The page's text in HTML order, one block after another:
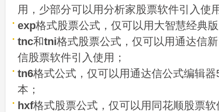
用，少部分可以用分析家股票软件引入使
exp格式股票公式，仅可以用大智慧经典
tnc和tni格式股票公式，仅可以用通达信
信股票软件引入使用；
tn6格式公式，仅可以用通达信公式编辑
本；
hxf格式股票公式，仅可以用同花顺股票